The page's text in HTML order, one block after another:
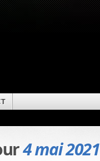
4 mai 2021